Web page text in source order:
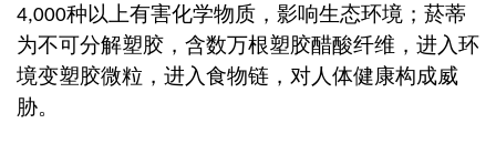
4,000种以上有害化学物质，影响生态环境；菸蒂
为不可分解塑胶，含数万根塑胶醋酸纤维，进入环
境变塑胶微粒，进入食物链，对人体健康构成威
胁。